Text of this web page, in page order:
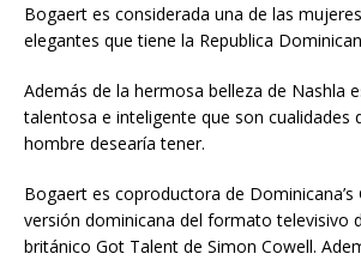
Bogaert es considerada una de las
elegantes que tiene la Republica
Además de la hermosa belleza de Nashla
talentosa e inteligente que son cualidades
hombre desearía tener.
Bogaert es coproductora de Dominicana’s
versión dominicana del formato televisivo
británico Got Talent de Simon Cowell.